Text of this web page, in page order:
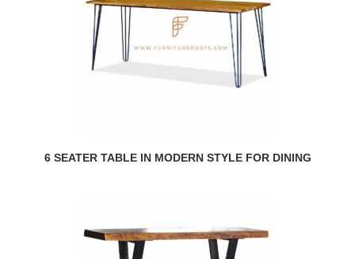
6 SEATER TABLE IN MODERN STYLE FOR DINING